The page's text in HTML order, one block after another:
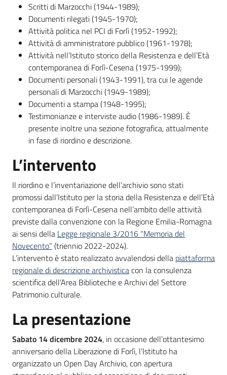
Scritti di Marzocchi (1944-1989);
Documenti rilegati (1945-1970);
Attività politica nel PCI di Forlì (1952-1992);
Attività di amministratore pubblico (1961-1978);
Attività nell’Istituto storico della Resistenza e dell’Età
contemporanea di Forlì-Cesena (1975-1999);
Documenti personali (1943-1991), tra cui le agende
personali di Marzocchi (1949-1989);
Documenti a stampa (1948-1995);
Testimonianze e interviste audio (1986-1989). È
presente inoltre una sezione fotografica, attualmente
in fase di riordino e descrizione.
L’intervento
Il riordino e l’inventariazione dell’archivio sono stati
promossi dall’Istituto per la storia della Resistenza e dell’Età
contemporanea di Forlì-Cesena nell’ambito delle attività
previste dalla convenzione con la Regione Emilia-Romagna
ai sensi della Legge regionale 3/2016 “Memoria del
Novecento” (triennio 2022-2024).
L’intervento è stato realizzato avvalendosi della piattaforma
regionale di descrizione archivisticacon la consulenza
scientifica dell’Area Biblioteche e Archivi del Settore
Patrimonio culturale.
La presentazione
Sabato 14 dicembre 2024, in occasione dell’ottantesimo
anniversario della Liberazione di Forlì, l’Istituto ha
organizzato un Open Day Archivio, con apertura